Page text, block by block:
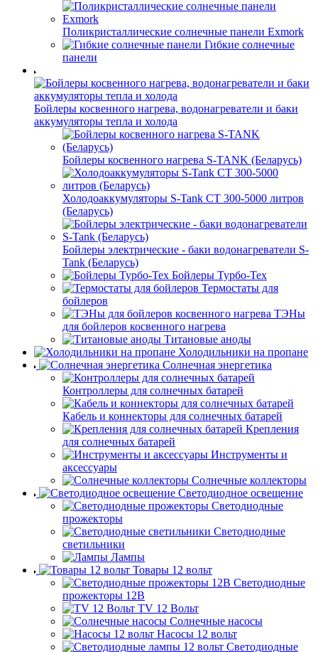
Поликристаллические солнечные панели Exmork
Гибкие солнечные
панели
Бойлеры косвенного нагрева, водонагреватели и баки
аккумуляторы тепла и холода
Бойлеры косвенного нагрева S-TANK (Беларусь)
Холодоаккумуляторы S-Tank СТ 300-5000 литров
(Беларусь)
Бойлеры электрические - баки водонагреватели S-
Tank (Беларусь)
Бойлеры Турбо-Тех
Термостаты для
бойлеров
ТЭНы
для бойлеров косвенного нагрева
Титановые аноды
Холодильники на пропане
Солнечная энергетика
Контроллеры для солнечных батарей
Кабель и коннекторы для солнечных батарей
Крепления
для солнечных батарей
Инструменты и
аксессуары
Солнечные коллекторы
Светодиодное освещение
Светодиодные
прожекторы
Светодиодные
светильники
Лампы
Товары 12 вольт
Светодиодные
прожекторы 12В
TV 12 Вольт
Солнечные насосы
Насосы 12 вольт
Светодиодные